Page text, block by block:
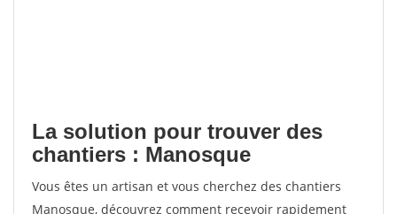
La solution pour trouver des
chantiers : Manosque
Vous êtes un artisan et vous cherchez des chantiers
Manosque, découvrez comment recevoir rapidement